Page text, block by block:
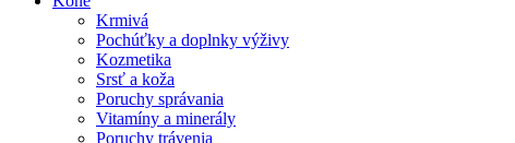
Krmivá
Pochúťky a doplnky výživy
Kozmetika
Srsť a koža
Poruchy správania
Vitamíny a minerály
Poruchy trávenia